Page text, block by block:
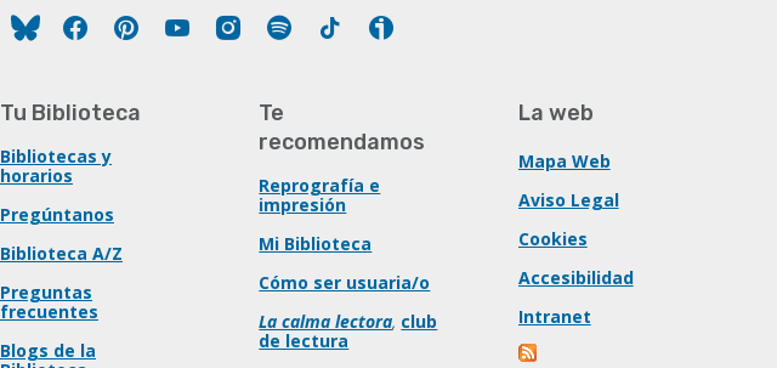
FacebookPinterestYouTubeInstagram
Spotify Tiktok
Tu Biblioteca
Bibliotecas y
horarios
Pregúntanos
Biblioteca A/Z
Preguntas
frecuentes
Blogs de la
Te
recomendamos
Reprografía e
impresión
Mi Biblioteca
Cómo ser usuaria/o
La calma lectora, club
de lectura
La web
Mapa Web
Aviso Legal
Cookies
Accesibilidad
Intranet